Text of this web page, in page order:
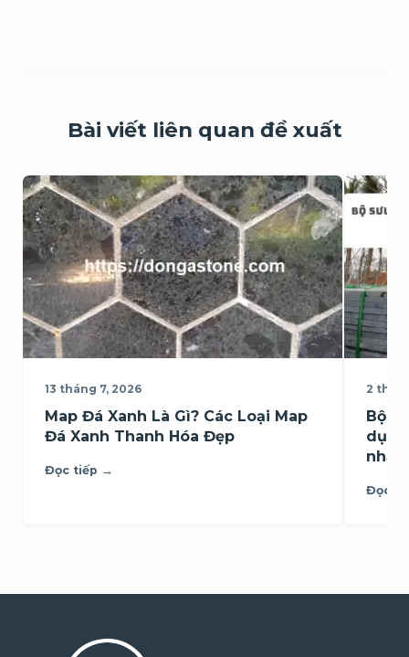
Bài viết liên quan đề xuất
13 tháng 7, 2026
Map Đá Xanh Là Gì? Các Loại Map
Đá Xanh Thanh Hóa Đẹp
Đọc tiếp →
2
Bộ
nhất
Đọc